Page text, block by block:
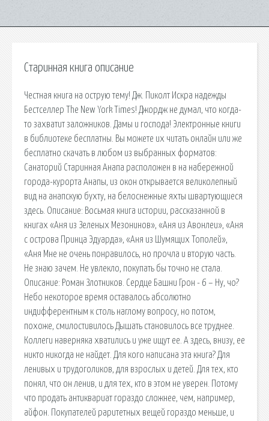
Старинная книга описание
Честная книга на острую тему! Дж. Пиколт Искра надежды
Бестселлер The New York Times! Джордж не думал, что когда-
то захватит заложников. Дамы и господа! Электронные книги
в библиотеке бесплатны. Вы можете их читать онлайн или же
бесплатно скачать в любом из выбранных форматов:
Санаторий Старинная Анапа расположен в на набережной
города-курорта Анапы, из окон открывается великолепный
вид на анапскую бухту, на белоснежные яхты швартующиеся
здесь. Описание: Восьмая книга истории, рассказанной в
книгах «Аня из Зеленых Мезонинов», «Аня из Авонлеи», «Аня
с острова Принца Эдуарда», «Аня из Шумящих Тополей»,
«Аня Мне не очень понравилось, но прочла и вторую часть.
Не знаю зачем. Не увлекло, покупать бы точно не стала.
Описание: Роман Злотников. Сердце Башни Грон - 6 – Ну, чо?
Небо некоторое время оставалось абсолютно
индифферентным к столь наглому вопросу, но потом,
похоже, смилостивилось Дышать становилось все труднее.
Коллеги наверняка хватились и уже ищут ее. А здесь, внизу, ее
никто никогда не найдет. Для кого написана эта книга? Для
ленивых и трудоголиков, для взрослых и детей. Для тех, кто
понял, что он ленив, и для тех, кто в этом не уверен. Потому
что продать антиквариат гораздо сложнее, чем, например,
айфон. Покупателей раритетных вещей гораздо меньше, и